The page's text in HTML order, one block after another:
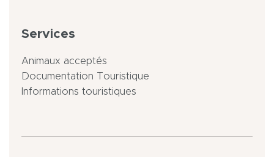
Services
Animaux acceptés
Documentation Touristique
Informations touristiques